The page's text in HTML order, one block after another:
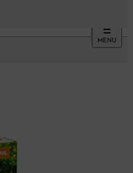
MENU